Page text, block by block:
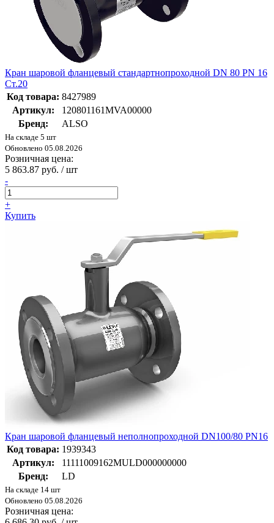
Кран шаровой фланцевый стандартнопроходной DN 80 PN 16
Ст.20
Код товара: 8427989
Артикул:
120801161MVA00000
Бренд:
ALSO
На складе 5 шт
Обновлено 05.08.2026
Розничная цена:
5 863.87 руб. / шт
-
+
Купить
Кран шаровой фланцевый неполнопроходной DN100/80 PN16
Код товара: 1939343
Артикул:
11111009162MULD000000000
Бренд:
LD
На складе 14 шт
Обновлено 05.08.2026
Розничная цена: